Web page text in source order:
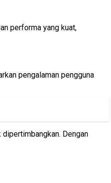
performa yang kuat,
pengalaman pengguna
Dengan